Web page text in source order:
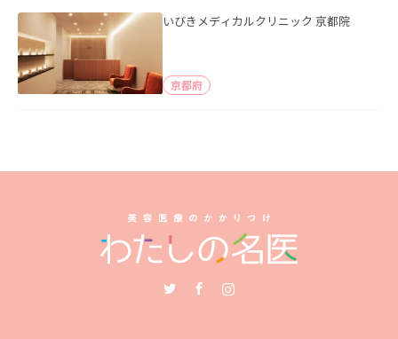
いびきメディカルクリニック 京都院
京都府